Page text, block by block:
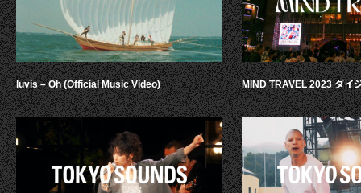
luvis – Oh (Official Music Video) MIND TRAVEL 2023 ダイ